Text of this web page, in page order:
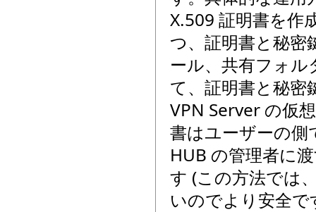
X.509 証明書を作
つ、証明書と秘密
ール、共有フォ
て、証明書と秘
VPN Server の仮
書はユーザーの側
HUB の管理者に
す (この方法では
いのでより安全で